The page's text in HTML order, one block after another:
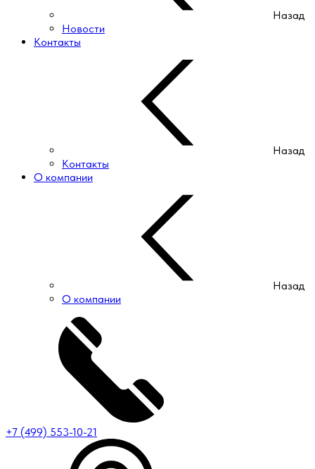
Назад
Новости
Контакты
Назад
Контакты
О компании
Назад
О компании
+7 (499) 553-10-21